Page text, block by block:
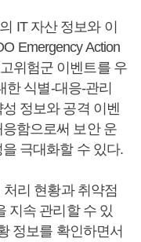
IT 자산 정보와 이
Emergency Action
위험군 이벤트를 우
한 식별-대응-관리
정보와 공격 이벤
함으로써 보안 운
극대화할 수 있다.
리 현황과 취약점
지속 관리할 수 있
정보를 확인하면서